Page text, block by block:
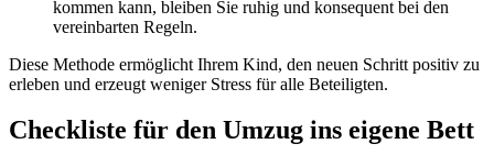
kommen kann, bleiben Sie ruhig und konsequent bei den
vereinbarten Regeln.
Diese Methode ermöglicht Ihrem Kind, den neuen Schritt positiv zu
erleben und erzeugt weniger Stress für alle Beteiligten.
Checkliste für den Umzug ins eigene Bett